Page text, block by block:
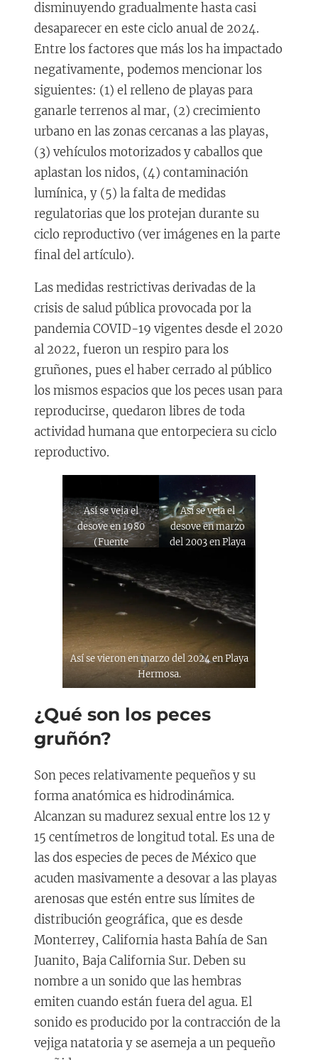
disminuyendo gradualmente hasta casi
desaparecer en este ciclo anual de 2024.
Entre los factores que más los ha impactado
negativamente, podemos mencionar los
siguientes: (1) el relleno de playas para
ganarle terrenos al mar, (2) crecimiento
urbano en las zonas cercanas a las playas,
(3) vehículos motorizados y caballos que
aplastan los nidos, (4) contaminación
lumínica, y (5) la falta de medidas
regulatorias que los protejan durante su
ciclo reproductivo (ver imágenes en la parte
final del artículo).
Las medidas restrictivas derivadas de la
crisis de salud pública provocada por la
pandemia COVID-19 vigentes desde el 2020
al 2022, fueron un respiro para los
gruñones, pues el haber cerrado al público
los mismos espacios que los peces usan para
reproducirse, quedaron libres de toda
actividad humana que entorpeciera su ciclo
reproductivo.
Así se veia el
desove en 1980
(Fuente
theintrepidtourist.blogspot.com)
Así se veia el
desove en marzo
del 2003 en Playa
Así se vieron en marzo del 2024 en Playa
Hermosa.
¿Qué son los peces
gruñón?
Son peces relativamente pequeños y su
forma anatómica es hidrodinámica.
Alcanzan su madurez sexual entre los 12 y
15 centímetros de longitud total. Es una de
las dos especies de peces de México que
acuden masivamente a desovar a las playas
arenosas que estén entre sus límites de
distribución geográfica, que es desde
Monterrey, California hasta Bahía de San
Juanito, Baja California Sur. Deben su
nombre a un sonido que las hembras
emiten cuando están fuera del agua. El
sonido es producido por la contracción de la
vejiga natatoria y se asemeja a un pequeño